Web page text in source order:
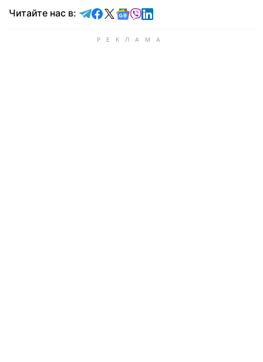
Читайте нас в: Читайте в Telegram
Читайте в Facebook
Читайте в X
Читайте в Google news
Читайте в Viber
Читайте в LinkedIn